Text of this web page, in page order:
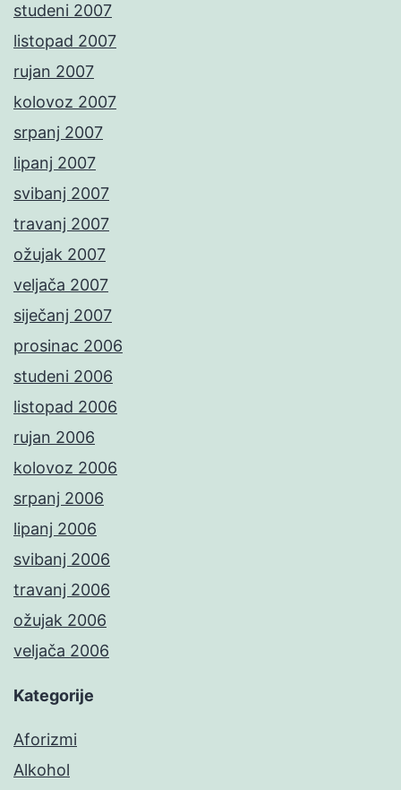
studeni 2007
listopad 2007
rujan 2007
kolovoz 2007
srpanj 2007
lipanj 2007
svibanj 2007
travanj 2007
ožujak 2007
veljača 2007
siječanj 2007
prosinac 2006
studeni 2006
listopad 2006
rujan 2006
kolovoz 2006
srpanj 2006
lipanj 2006
svibanj 2006
travanj 2006
ožujak 2006
veljača 2006
Kategorije
Aforizmi
Alkohol